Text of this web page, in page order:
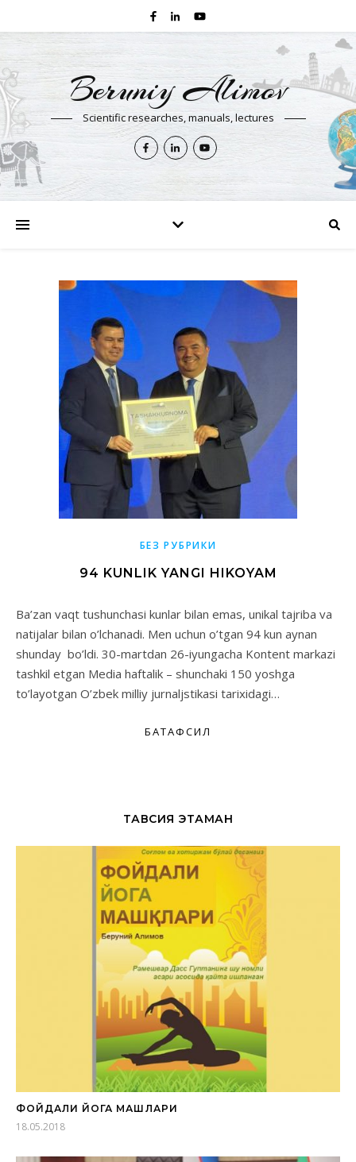
Beruniy Alimov
Scientific researches, manuals, lectures
БЕЗ РУБРИКИ
94 KUNLIK YANGI HIKOYAM
Ba’zan vaqt tushunchasi kunlar bilan emas, unikal tajriba va
natijalar bilan o’lchanadi. Men uchun o’tgan 94 kun aynan
shunday bo’ldi. 30-martdan 26-iyungacha Kontent markazi
tashkil etgan Media haftalik – shunchaki 150 yoshga
to’layotgan O’zbek milliy jurnaljstikasi tarixidagi…
БАТАФСИЛ
ТАВСИЯ ЭТАМАН
ФОЙДАЛИ ЙОГА МАШҚЛАРИ
18.05.2018